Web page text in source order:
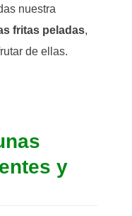
nuestra
fritas peladas,
de ellas.
y